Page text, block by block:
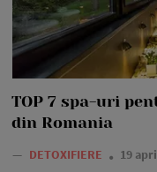
TOP 7 spa-uri
din Romania
— DETOXIFIERE 19